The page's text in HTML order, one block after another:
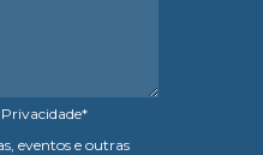
*
eventos e outras